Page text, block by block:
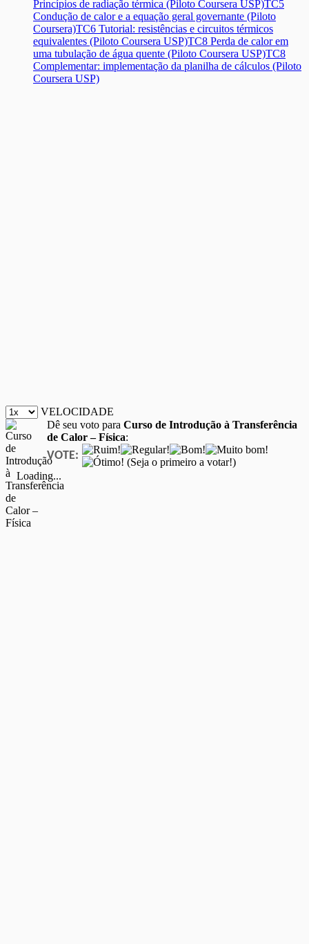
Princípios de radiação térmica (Piloto Coursera USP)TC5
Condução de calor e a equação geral governante (Piloto
Coursera)TC6 Tutorial: resistências e circuitos térmicos
equivalentes (Piloto Coursera USP)TC8 Perda de calor em
uma tubulação de água quente (Piloto Coursera USP)TC8
Complementar: implementação da planilha de cálculos (Piloto
Coursera USP)
VELOCIDADE
Dê seu voto para Curso de Introdução à Transferência
de Calor – Física:
VOTE:
(Seja o primeiro a votar!)
Loading...